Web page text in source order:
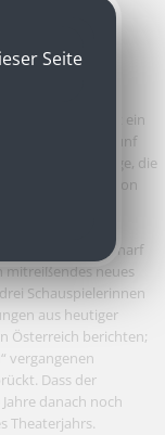
X
ist ein
besingt; in fünf
die Bauernkriege, die
Oktoberrevolution
auch Christine
Konzert als
Gustav und Knarf
mitreißendes neues
Schauspielerinnen
aus heutiger
Österreich berichten;
vergangenen
Dass der
danach noch
Theaterjahrs.
Seite